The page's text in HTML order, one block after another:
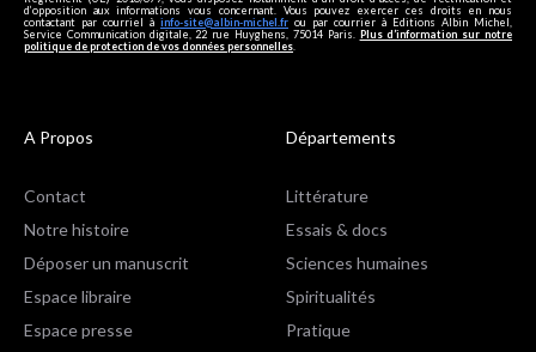
d’opposition aux informations vous concernant. Vous pouvez exercer ces droits en nous
contactant par courriel à info-site@albin-michel.fr ou par courrier à Editions Albin Michel,
Service Communication digitale, 22 rue Huyghens, 75014 Paris. Plus d’information sur notre
politique de protection de vos données personnelles
A Propos
Contact
Notre histoire
Déposer un manuscrit
Espace libraire
Espace presse
Départements
Littérature
Essais & docs
Sciences humaines
Spiritualités
Pratique